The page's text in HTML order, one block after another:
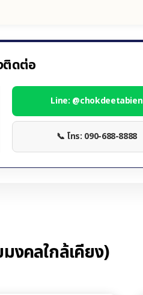
ติดต่อ
Line: @chokdeetabien
📞 โทร: 090-688-8888
งคลใกล้เคียง)